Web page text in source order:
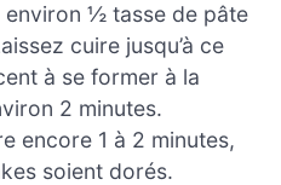
environ ½ tasse de pâte
cuire jusqu’à ce
à se former à la
2 minutes.
encore 1 à 2 minutes,
soient dorés.